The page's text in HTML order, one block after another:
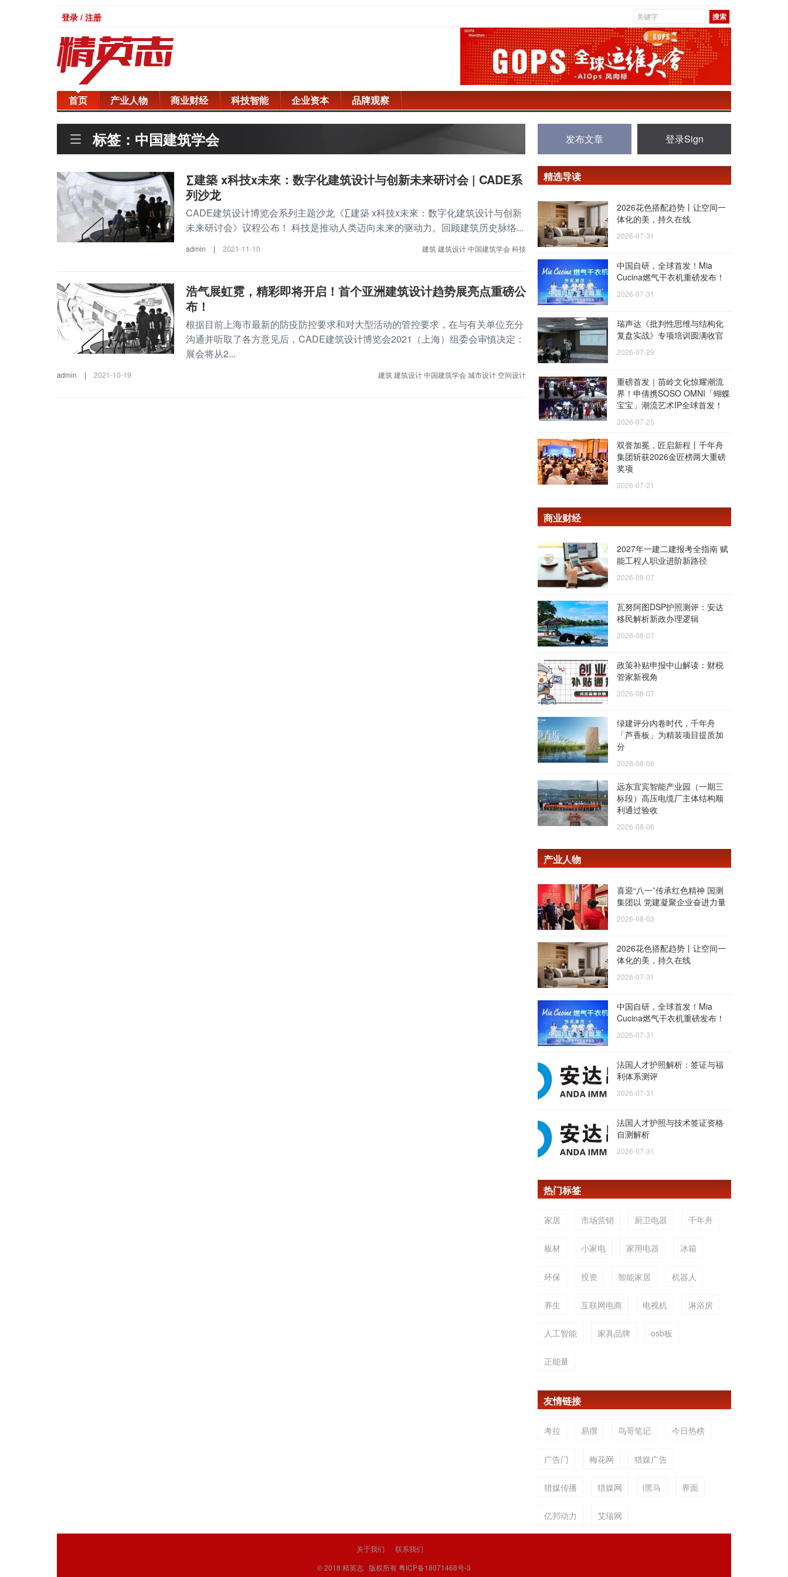
登录 / 注册
首页 产业人物 商业财经 科技智能 企业资本 品牌观察
标签：中国建筑学会
∑建築 x科技x未來：数字化建筑设计与创新未来研讨会 | CADE系
列沙龙
CADE建筑设计博览会系列主题沙龙《∑建築 x科技x未來：数字化建筑设计与创新
未来研讨会》议程公布！ 科技是推动人类迈向未来的驱动力。回顾建筑历史脉络...
admin | 2021-11-10 建筑建筑设计中国建筑学会科技
浩气展虹霓，精彩即将开启！首个亚洲建筑设计趋势展亮点重磅公
布！
根据目前上海市最新的防疫防控要求和对大型活动的管控要求，在与有关单位充分
沟通并听取了各方意见后，CADE建筑设计博览会2021（上海）组委会审慎决定：
展会将从2...
admin | 2021-10-19 建筑建筑设计中国建筑学会城市设计 空间设计
发布文章 登录Sign
精选导读
2026花色搭配趋势丨让空间一
体化的美，持久在线
2026-07-31
中国自研，全球首发！Mia
Cucina燃气干衣机重磅发布！
2026-07-31
瑞声达《批判性思维与结构化
复盘实战》专项培训圆满收官
2026-07-29
重磅首发｜苗岭文化惊耀潮流
界！申倩携SOSO OMNI「蝴蝶
宝宝」潮流艺术IP全球首发！
2026-07-25
双誉加冕，匠启新程丨千年舟
集团斩获2026金匠榜两大重磅
奖项
2026-07-21
商业财经
2027年一建二建报考全指南 赋
能工程人职业进阶新路径
2026-08-07
瓦努阿图DSP护照测评：安达
移民解析新政办理逻辑
2026-08-07
政策补贴申报中山解读：财税
管家新视角
2026-08-07
绿建评分内卷时代，千年舟
「芦香板」为精装项目提质加
分
2026-08-06
远东宜宾智能产业园（一期三
标段）高压电缆厂主体结构顺
利通过验收
2026-08-06
产业人物
喜迎“八一”传承红色精神 国测
集团以 党建凝聚企业奋进力量
2026-08-03
2026花色搭配趋势丨让空间一
体化的美，持久在线
2026-07-31
中国自研，全球首发！Mia
Cucina燃气干衣机重磅发布！
2026-07-31
法国人才护照解析：签证与福
利体系测评
2026-07-31
法国人才护照与技术签证资格
自测解析
2026-07-31
热门标签
家居 市场营销 厨卫电器 千年舟
板材 小家电 家用电器 冰箱
环保 投资 智能家居 机器人
养生 互联网电商 电视机 淋浴房
人工智能 家具品牌 osb板
正能量
友情链接
考拉 易撰 鸟哥笔记 今日热榜
广告门 梅花网 猎媒广告
猎媒传播 猎媒网 i黑马 界面
亿邦动力 艾瑞网
关于我们
联系我们
© 2018 精英志 版权所有粤ICP备18071468号-3